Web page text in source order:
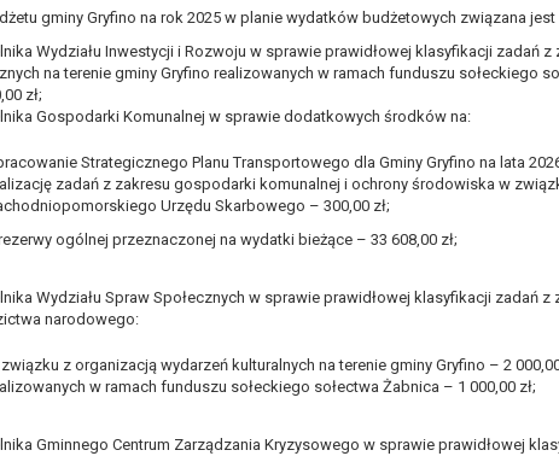
gminy Gryfino na rok 2025 w planie wydatków budżetowych związana
Wydziału Inwestycji i Rozwoju w sprawie prawidłowej klasyfikacji zadań z
na terenie gminy Gryfino realizowanych w ramach funduszu sołeckiego
zł;
Gospodarki Komunalnej w sprawie dodatkowych środków na:
Strategicznego Planu Transportowego dla Gminy Gryfino na lata
zadań z zakresu gospodarki komunalnej i ochrony środowiska w
Urzędu Skarbowego – 300,00 zł;
ogólnej przeznaczonej na wydatki bieżące – 33 608,00 zł;
Wydziału Spraw Społecznych w sprawie prawidłowej klasyfikacji zadań z
narodowego:
z organizacją wydarzeń kulturalnych na terenie gminy Gryfino – 2 000,00
w ramach funduszu sołeckiego sołectwa Żabnica – 1 000,00 zł;
Gminnego Centrum Zarządzania Kryzysowego w sprawie prawidłowej
do przetwarzania, nadrzędnych wobec interesów, praw i wolności
się na podstawie zgody osoby na przetwarzanie danych
to nie ma wpływu na zgodność przetwarzania, którego
nadzorczego na niezgodne z prawem przetwarzanie Pani/Pana
Ochrony Danych Osobowych.
podanie danych osobowych jest dobrowolne albo jest
podejmowaniu decyzji, w tym również profilowaniu.